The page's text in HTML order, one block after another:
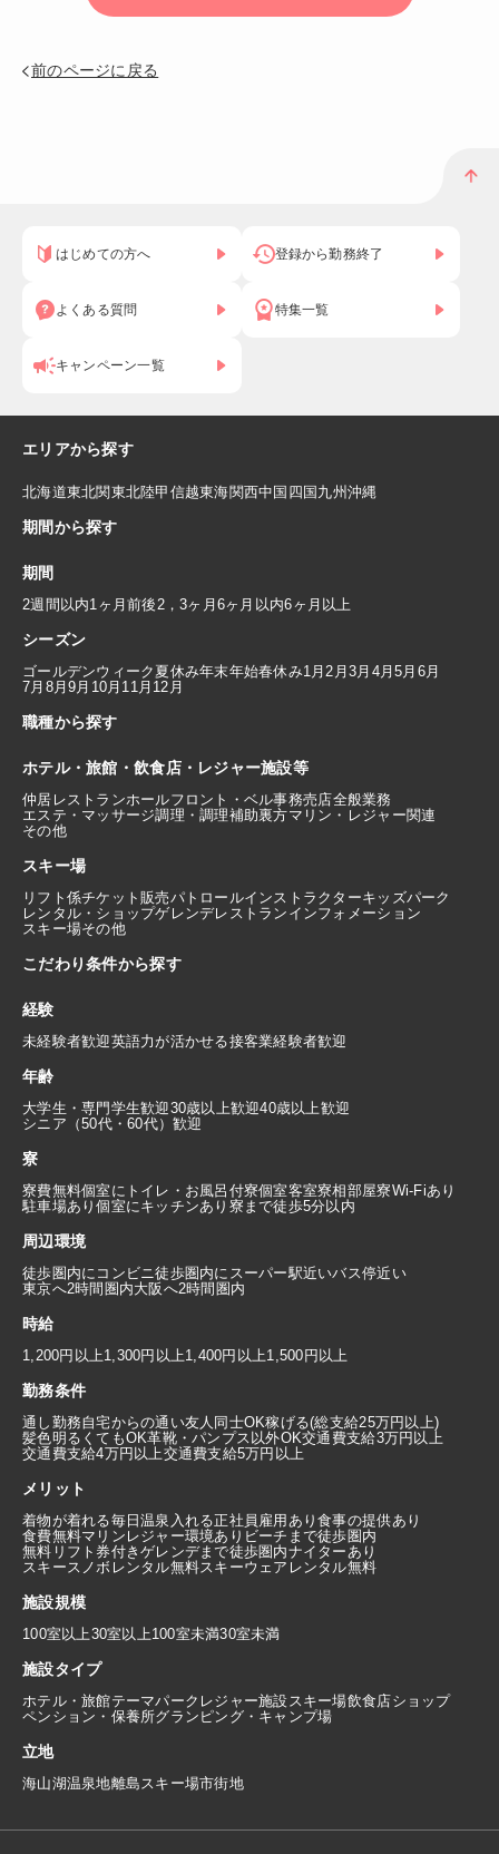
前のページに戻る
はじめての方へ 登録から勤務終了
よくある質問 特集一覧
キャンペーン一覧
エリアから探す
北海道東北関東北陸甲信越東海関西中国 四国 九州 沖縄
期間から探す
期間
2週間以内1ヶ月前後2，3ヶ月 6ヶ月以内6ヶ月以上
シーズン
ゴールデンウィーク 夏休み年末年始春休み1月2月3月 4月5月 6月
7月 8月9月 10月 11月 12月
職種から探す
ホテル・旅館・飲食店・レジャー施設等
仲居 レストランホールフロント・ベル事務売店全般業務
エステ・マッサージ調理・調理補助裏方マリン・レジャー関連
その他
スキー場
リフト係チケット販売パトロールインストラクターキッズパーク
レンタル・ショップゲレンデレストラン インフォメーション
スキー場その他
こだわり条件から探す
経験
未経験者歓迎英語力が活かせる接客業経験者歓迎
年齢
大学生・専門学生歓迎30歳以上歓迎40歳以上歓迎
シニア（50代・60代）歓迎
寮
寮費無料個室にトイレ・お風呂付寮個室客室寮相部屋寮Wi-Fiあり
駐車場あり個室にキッチンあり 寮まで徒歩5分以内
周辺環境
徒歩圏内にコンビニ徒歩圏内にスーパー駅近いバス停近い
東京へ2時間圏内大阪へ2時間圏内
時給
1,200円以上1,300円以上1,400円以上1,500円以上
勤務条件
通し勤務自宅からの通い友人同士OK稼げる(総支給25万円以上)
髪色明るくてもOK革靴・パンプス以外OK交通費支給3万円以上
交通費支給4万円以上交通費支給5万円以上
メリット
着物が着れる毎日温泉入れる正社員雇用あり食事の提供あり
食費無料マリンレジャー環境あり ビーチまで徒歩圏内
無料リフト券付きゲレンデまで徒歩圏内ナイターあり
スキースノボレンタル無料スキーウェアレンタル無料
施設規模
100室以上30室以上100室未満30室未満
施設タイプ
ホテル・旅館テーマパーク レジャー施設スキー場飲食店ショップ
ペンション・保養所グランピング・キャンプ場
立地
海山湖温泉地離島スキー場市街地